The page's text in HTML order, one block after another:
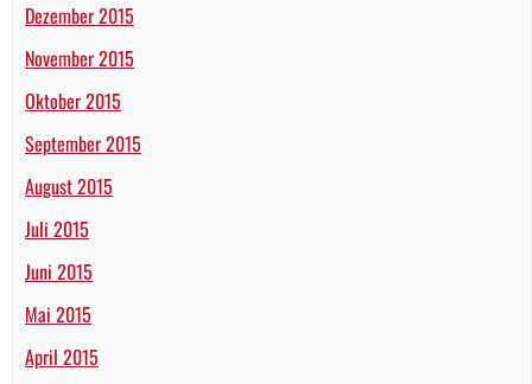
Dezember 2015
November 2015
Oktober 2015
September 2015
August 2015
Juli 2015
Juni 2015
Mai 2015
April 2015